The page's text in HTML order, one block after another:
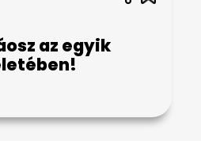
az egyik